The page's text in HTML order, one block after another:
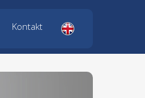
Kontakt